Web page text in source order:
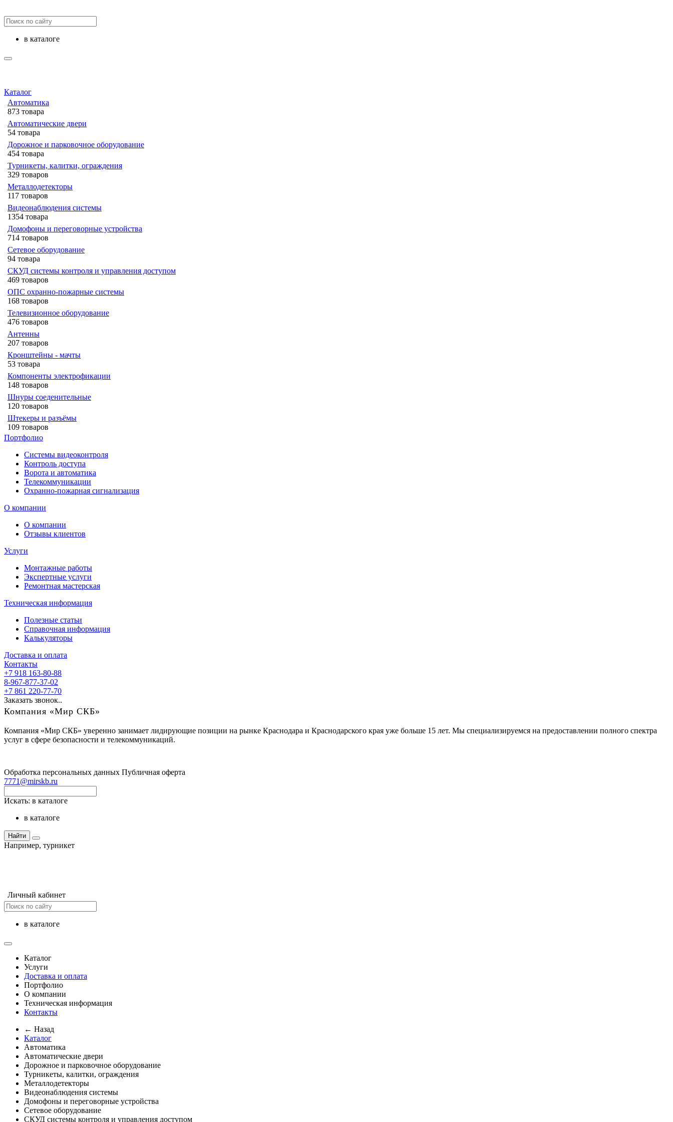
в каталоге
Каталог
Автоматика
873 товара
Автоматические двери
54 товара
Дорожное и парковочное оборудование
454 товара
Турникеты, калитки, ограждения
329 товаров
Металлодетекторы
117 товаров
Видеонаблюдения cистемы
1354 товара
Домофоны и переговорные устройства
714 товаров
Сетевое оборудование
94 товара
СКУД системы контроля и управления доступом
469 товаров
ОПС охранно-пожарные системы
168 товаров
Телевизионное оборудование
476 товаров
Антенны
207 товаров
Кронштейны - мачты
53 товара
Компоненты электрофикации
148 товаров
Шнуры соеденительные
120 товаров
Штекеры и разъёмы
109 товаров
Портфолио
Системы видеоконтроля
Контроль доступа
Ворота и автоматика
Телекоммуникации
Охранно-пожарная сигнализация
О компании
О компании
Отзывы клиентов
Услуги
Монтажные работы
Экспертные услуги
Ремонтная мастерская
Техническая информация
Полезные статьи
Справочная информация
Калькуляторы
Доставка и оплата
Контакты
+7 918 163-80-88
8-967-877-37-02
+7 861 220-77-70
Заказать звонок..
Компания «Мир СКБ»
Компания «Мир СКБ» уверенно занимает лидирующие позиции на рынке Краснодара и Краснодарского края уже больше 15 лет. Мы специализируемся на предоставлении полного спектра
услуг в сфере безопасности и телекоммуникаций.
Обработка персональных данных Публичная оферта
7771@mirskb.ru
Искать: в каталоге
в каталоге
Найти
Например, турникет
Личный кабинет
в каталоге
Каталог
Услуги
Доставка и оплата
Портфолио
О компании
Техническая информация
Контакты
← Назад
Каталог
Автоматика
Автоматические двери
Дорожное и парковочное оборудование
Турникеты, калитки, ограждения
Металлодетекторы
Видеонаблюдения cистемы
Домофоны и переговорные устройства
Сетевое оборудование
СКУД системы контроля и управления доступом